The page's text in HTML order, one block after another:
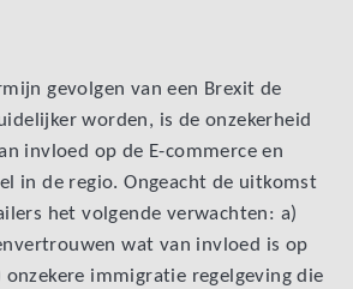
gevolgen van een Brexit de
worden, is de onzekerheid
invloed op de E-commerce en
in de regio. Ongeacht de uitkomst
het volgende verwachten: a)
wat van invloed is op
onzekere immigratie regelgeving die